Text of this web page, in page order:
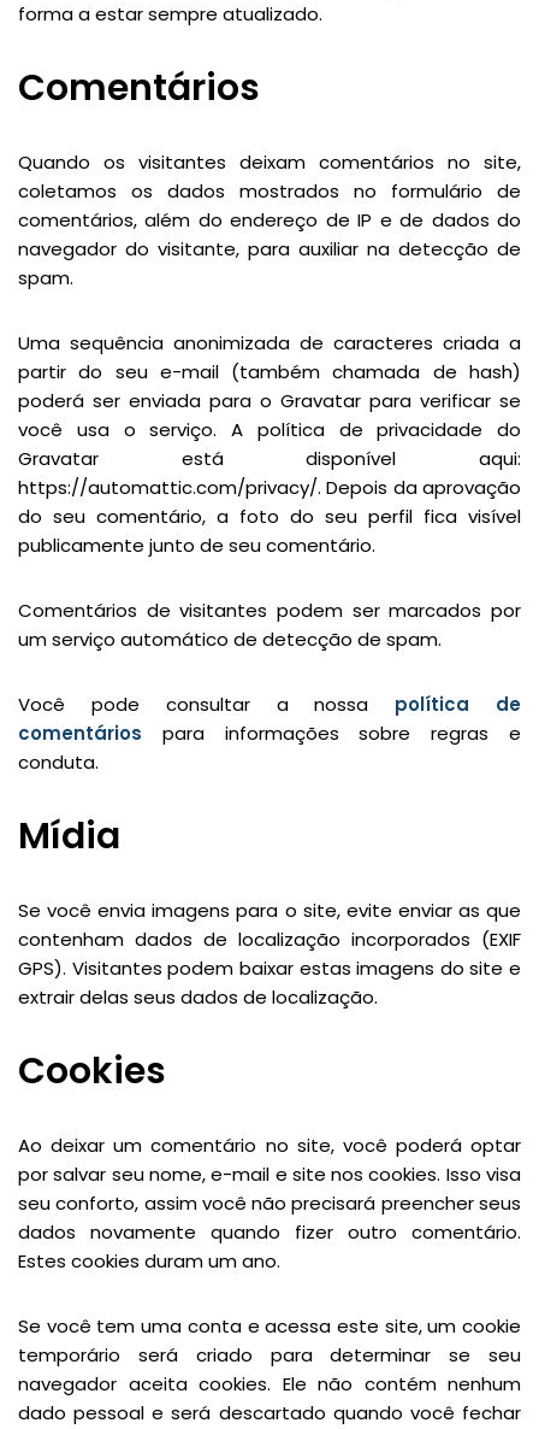
forma a estar sempre atualizado.
Comentários
Quando os visitantes deixam comentários no site,
coletamos os dados mostrados no formulário de
comentários, além do endereço de IP e de dados do
navegador do visitante, para auxiliar na detecção de
spam.
Uma sequência anonimizada de caracteres criada a
partir do seu e-mail (também chamada de hash)
poderá ser enviada para o Gravatar para verificar se
você usa o serviço. A política de privacidade do
Gravatar está disponível aqui:
https://automattic.com/privacy/. Depois da aprovação
do seu comentário, a foto do seu perfil fica visível
publicamente junto de seu comentário.
Comentários de visitantes podem ser marcados por
um serviço automático de detecção de spam.
Você pode consultar a nossa política de
comentários para informações sobre regras e
conduta.
Mídia
Se você envia imagens para o site, evite enviar as que
contenham dados de localização incorporados (EXIF
GPS). Visitantes podem baixar estas imagens do site e
extrair delas seus dados de localização.
Cookies
Ao deixar um comentário no site, você poderá optar
por salvar seu nome, e-mail e site nos cookies. Isso visa
seu conforto, assim você não precisará preencher seus
dados novamente quando fizer outro comentário.
Estes cookies duram um ano.
Se você tem uma conta e acessa este site, um cookie
temporário será criado para determinar se seu
navegador aceita cookies. Ele não contém nenhum
dado pessoal e será descartado quando você fechar